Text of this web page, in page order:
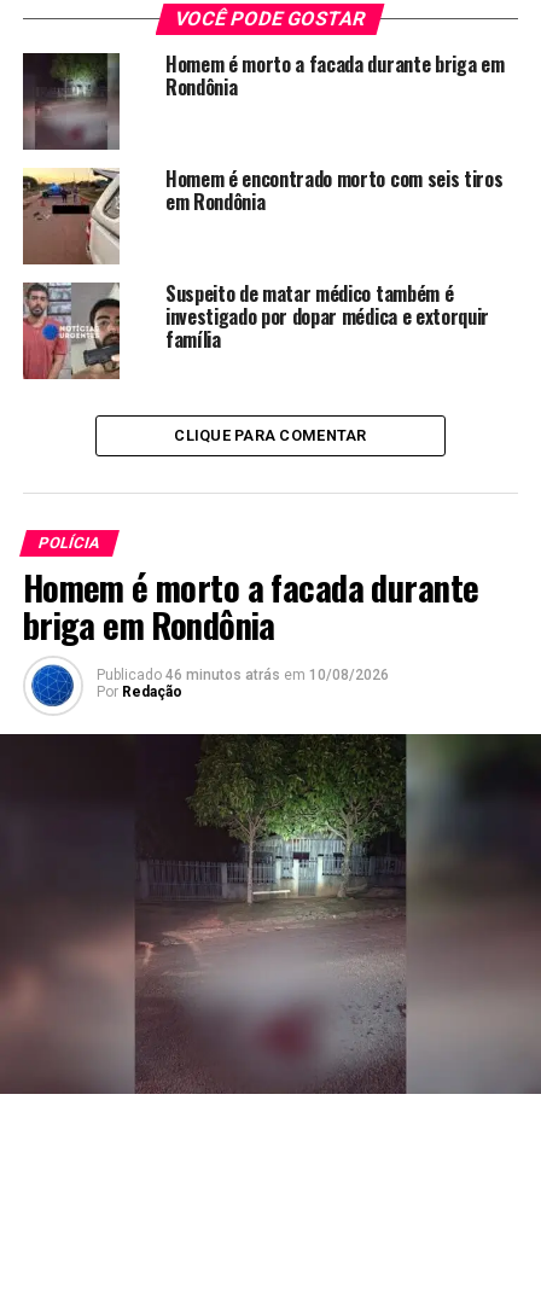
VOCÊ PODE GOSTAR
Homem é morto a facada durante briga em
Rondônia
Homem é encontrado morto com seis tiros
em Rondônia
Suspeito de matar médico também é
investigado por dopar médica e extorquir
família
CLIQUE PARA COMENTAR
POLÍCIA
Homem é morto a facada durante
briga em Rondônia
Publicado 46 minutos atrás em 10/08/2026
Por Redação